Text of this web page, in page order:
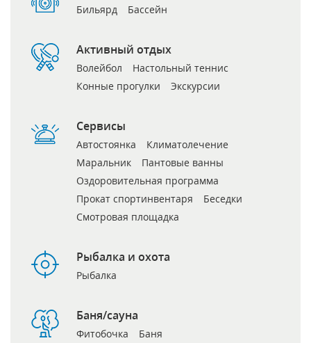
Бильярд Бассейн
Активный отдых
Волейбол
Настольный теннис
Конные прогулки
Экскурсии
Сервисы
Автостоянка
Климатолечение
Маральник
Пантовые ванны
Оздоровительная программа
Прокат спортинвентаря
Беседки
Смотровая площадка
Рыбалка и охота
Рыбалка
Баня/сауна
Фитобочка Баня